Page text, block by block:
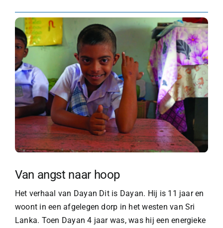
Van angst naar hoop
Het verhaal van Dayan Dit is Dayan. Hij is 11 jaar en
woont in een afgelegen dorp in het westen van Sri
Lanka. Toen Dayan 4 jaar was, was hij een energieke